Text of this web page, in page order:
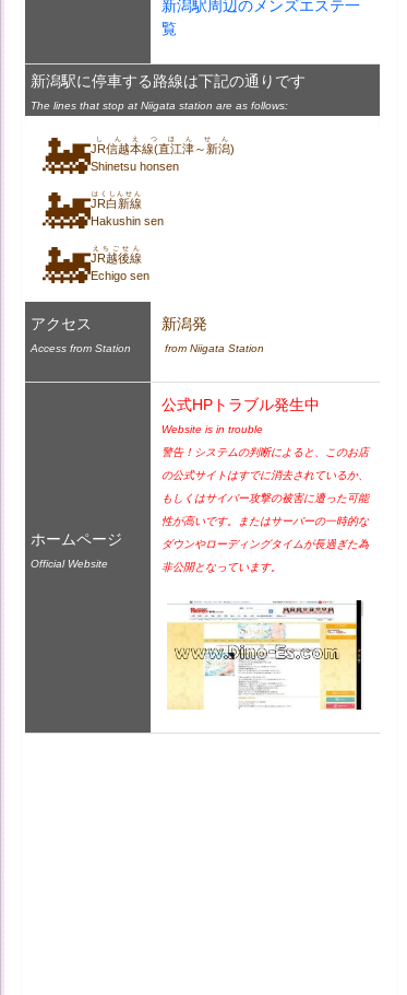
新潟駅周辺のメンズエステ一
覧
新潟駅に停車する路線は下記の通りです
The lines that stop at Niigata station are as follows:
🚂JR信越本線(直江津～新潟)
しんえつほんせん
Shinetsu honsen
🚂JR白新線
はくしんせん
Hakushin sen
🚂JR越後線
えちごせん
Echigo sen
アクセス
Access from Station
新潟発
from Niigata Station
ホームページ
Official Website
公式HPトラブル発生中
Website is in trouble
警告！システムの判断によると、このお店
の公式サイトはすでに消去されているか、
もしくはサイバー攻撃の被害に遭った可能
性が高いです。またはサーバーの一時的な
ダウンやローディングタイムが長過ぎた為
非公開となっています。